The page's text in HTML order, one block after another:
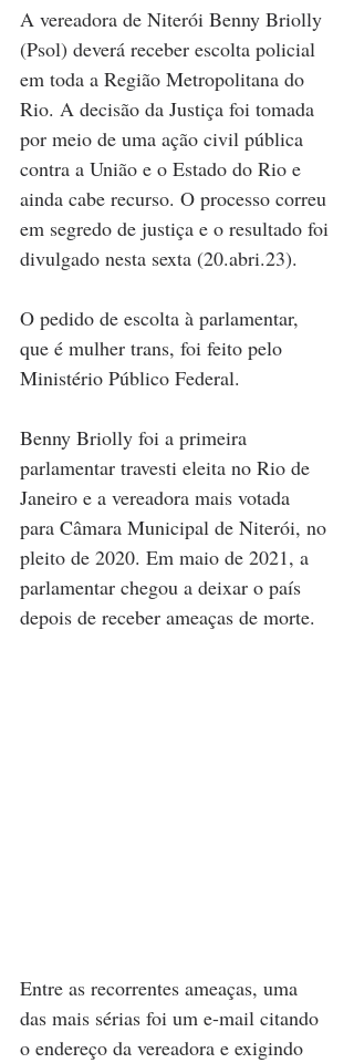
A vereadora de Niterói Benny Briolly
(Psol) deverá receber escolta policial
em toda a Região Metropolitana do
Rio. A decisão da Justiça foi tomada
por meio de uma ação civil pública
contra a União e o Estado do Rio e
ainda cabe recurso. O processo correu
em segredo de justiça e o resultado foi
divulgado nesta sexta (20.abri.23).
O pedido de escolta à parlamentar,
que é mulher trans, foi feito pelo
Ministério Público Federal.
Benny Briolly foi a primeira
parlamentar travesti eleita no Rio de
Janeiro e a vereadora mais votada
para Câmara Municipal de Niterói, no
pleito de 2020. Em maio de 2021, a
parlamentar chegou a deixar o país
depois de receber ameaças de morte.
Entre as recorrentes ameaças, uma
das mais sérias foi um e-mail citando
o endereço da vereadora e exigindo